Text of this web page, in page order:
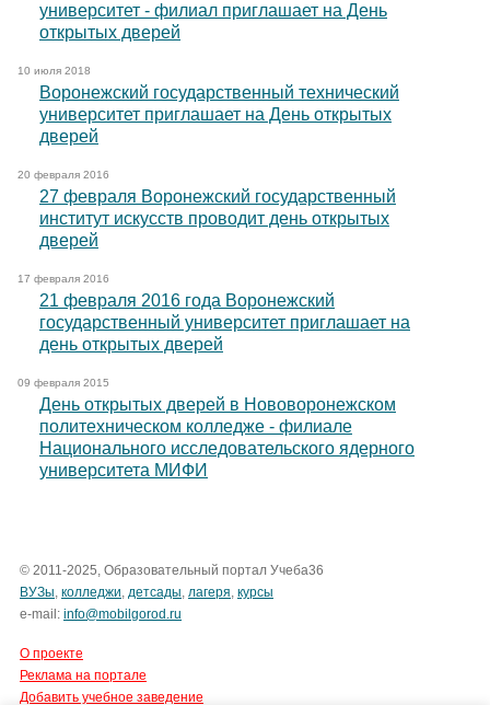
университет - филиал приглашает на День
открытых дверей
10 июля 2018
Воронежский государственный технический
университет приглашает на День открытых
дверей
20 февраля 2016
27 февраля Воронежский государственный
институт искусств проводит день открытых
дверей
17 февраля 2016
21 февраля 2016 года Воронежский
государственный университет приглашает на
день открытых дверей
09 февраля 2015
День открытых дверей в Нововоронежском
политехническом колледже - филиале
Национального исследовательского ядерного
университета МИФИ
© 2011-2025, Образовательный портал Учеба36
ВУЗы, колледжи, детсады, лагеря, курсы
e-mail: info@mobilgorod.ru
О проекте
Реклама на портале
Добавить учебное заведение